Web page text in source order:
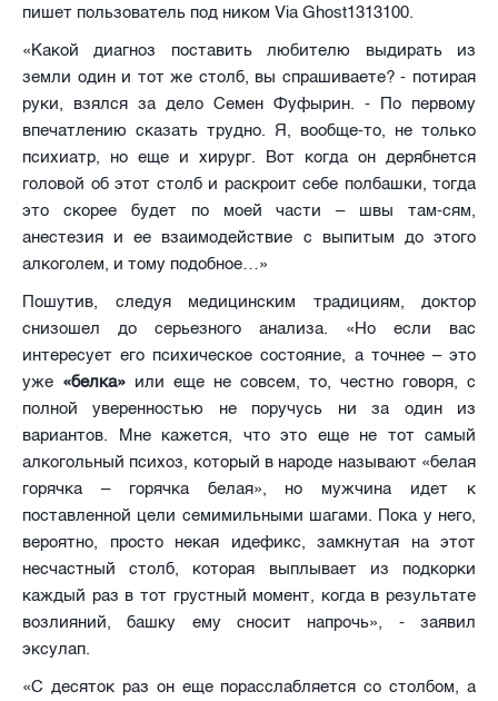
пишет пользователь под ником Via Ghost1313100.
«Какой диагноз поставить любителю выдирать из
земли один и тот же столб, вы спрашиваете? - потирая
руки, взялся за дело Семен Фуфырин. - По первому
впечатлению сказать трудно. Я, вообще-то, не только
психиатр, но еще и хирург. Вот когда он дерябнется
головой об этот столб и раскроит себе полбашки, тогда
это скорее будет по моей части – швы там-сям,
анестезия и ее взаимодействие с выпитым до этого
алкоголем, и тому подобное…»
Пошутив, следуя медицинским традициям, доктор
снизошел до серьезного анализа. «Но если вас
интересует его психическое состояние, а точнее – это
уже «белка» или еще не совсем, то, честно говоря, с
полной уверенностью не поручусь ни за один из
вариантов. Мне кажется, что это еще не тот самый
алкогольный психоз, который в народе называют «белая
горячка – горячка белая», но мужчина идет к
поставленной цели семимильными шагами. Пока у него,
вероятно, просто некая идефикс, замкнутая на этот
несчастный столб, которая выплывает из подкорки
каждый раз в тот грустный момент, когда в результате
возлияний, башку ему сносит напрочь», - заявил
эксулап.
«С десяток раз он еще порасслабляется со столбом, а